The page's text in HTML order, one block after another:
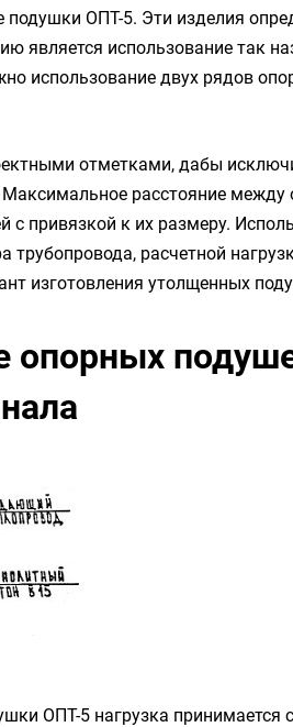
подушки ОПТ-5. Эти изделия
является использование так
использование двух рядов
отметками, дабы
расстояние между
с привязкой к их размеру.
расчетной
изготовления утолщенных
опорных
ОПТ-5 нагрузка принимается